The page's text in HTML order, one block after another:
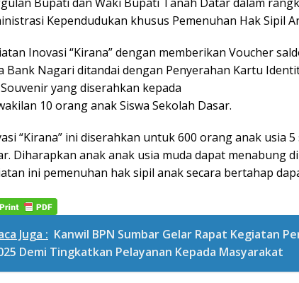
Bupati dan Waki Bupati Tanah Datar dalam
Kependudukan khusus Pemenuhan Hak Sipil
Inovasi “Kirana” dengan memberikan Voucher
Bank Nagari ditandai dengan Penyerahan Kartu
yang diserahkan kepada
10 orang anak Siswa Sekolah Dasar.
“Kirana” ini diserahkan untuk 600 orang anak usia
Diharapkan anak anak usia muda dapat menabung
ini pemenuhan hak sipil anak secara bertahap
Juga : Kanwil BPN Sumbar Gelar Rapat Kegiatan
Demi Tingkatkan Pelayanan Kepada Masyarakat